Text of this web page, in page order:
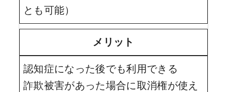
とも可能）
メリット
認知症になった後でも利用できる
詐欺被害があった場合に取消権が使え